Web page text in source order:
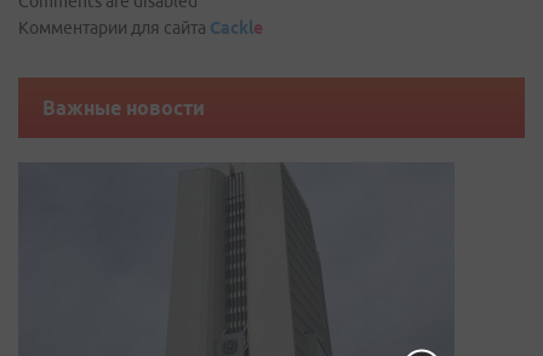
Комментарии для сайта Cackle
Важные новости